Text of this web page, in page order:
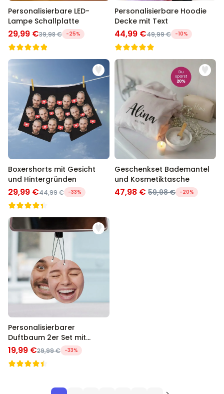
Personalisierbare LED-
Lampe Schallplatte
29,99 €39,98 € -25%
Personalisierbare Hoodie
Decke mit Text
44,99 €49,99 € -10%
Boxershorts mit Gesicht
und Hintergründen
29,99 €44,99 € -33%
Geschenkset Bademantel
und Kosmetiktasche
47,98 € 59,98 € -20%
Personalisierbarer
Duftbaum 2er Set mit
Gesicht
19,99 €29,99 € -33%